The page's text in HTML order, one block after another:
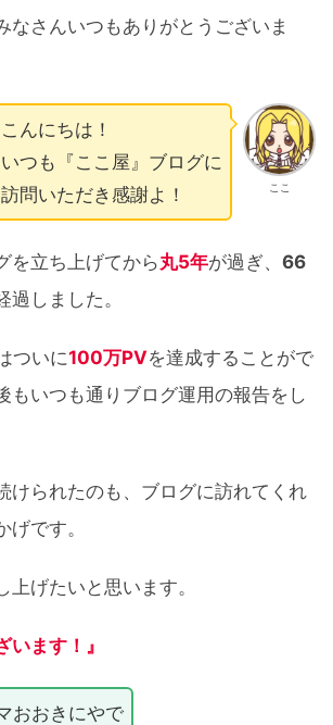
なさんいつもありがとうございま
ここ
こんにちは！
いつも『ここ屋』ブログに
訪問いただき感謝よ！
を立ち上げてから丸5年が過ぎ、 66
過しました。
ついに100万PVを達成することがで
もいつも通りブログ運用の報告をし
けられたのも、ブログに訪れてくれ
げです。
上げたいと思います。
います！』
おおきにやで